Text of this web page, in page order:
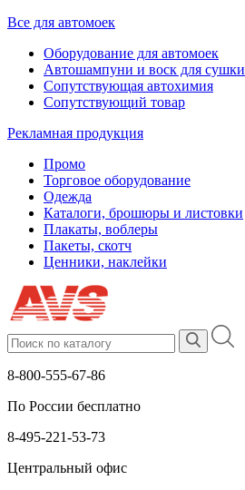
Все для автомоек
Оборудование для автомоек
Автошампуни и воск для сушки
Сопутствующая автохимия
Сопутствующий товар
Рекламная продукция
Промо
Торговое оборудование
Одежда
Каталоги, брошюры и листовки
Плакаты, воблеры
Пакеты, скотч
Ценники, наклейки
8-800-555-67-86
По России бесплатно
8-495-221-53-73
Центральный офис